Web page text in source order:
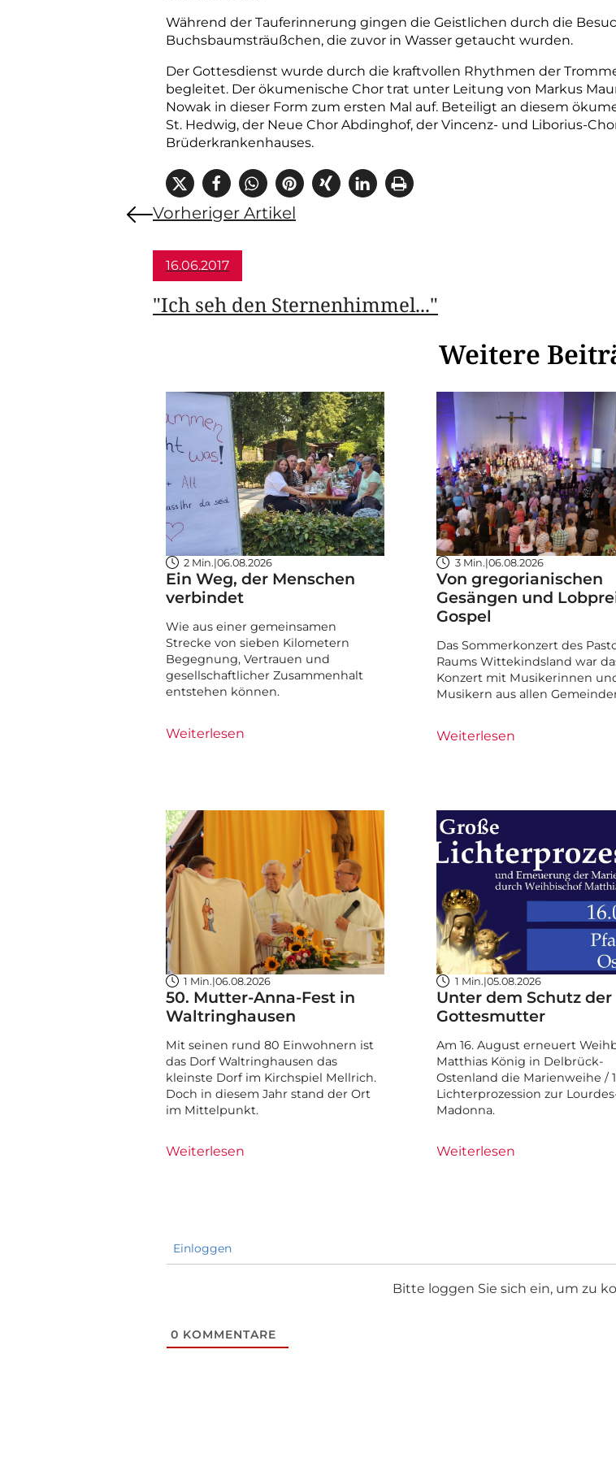
Während der Tauferinnerung gingen die Geistlichen durch die
Buchsbaumsträußchen, die zuvor in Wasser getaucht wurden.
Der Gottesdienst wurde durch die kraftvollen Rhythmen der
begleitet. Der ökumenische Chor trat unter Leitung von Markus
Nowak in dieser Form zum ersten Mal auf. Beteiligt an diesem
St. Hedwig, der Neue Chor Abdinghof, der Vincenz- und Liborius-­
Brüderkrankenhauses.
Vorheriger Artikel
16.06.2017
"Ich seh den Sternenhimmel..."
Weitere
2 Min.|06.08.2026
Ein Weg, der Menschen
verbindet
Wie aus einer gemeinsamen
Strecke von sieben Kilometern
Begegnung, Vertrauen und
gesellschaftlicher Zusammenhalt
entstehen können.
Weiterlesen
3 Min.|06.08.2026
Von gregorianischen
Gesängen und
Gospel
Das Sommerkonzert des
Raums Wittekindsland war
Konzert mit Musikerinnen
Musikern aus allen
Weiterlesen
1 Min.|06.08.2026
50. Mutter-Anna-Fest in
Waltringhausen
Mit seinen rund 80 Einwohnern ist
das Dorf Waltringhausen das
kleinste Dorf im Kirchspiel Mellrich.
Doch in diesem Jahr stand der Ort
im Mittelpunkt.
Weiterlesen
1 Min.|05.08.2026
Unter dem Schutz der
Gottesmutter
Am 16. August erneuert
Matthias König in Delbrück-
Ostenland die Marienweihe /
Lichterprozession zur
Madonna.
Weiterlesen
Einloggen
Bitte loggen Sie sich ein, um zu
0 KOMMENTARE